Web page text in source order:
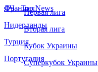
Франция
Нидерланды
Турция
Португалия
ЛЧ - Top News
Первая лига
Вторая лига
Кубок Украины
Суперкубок Украины